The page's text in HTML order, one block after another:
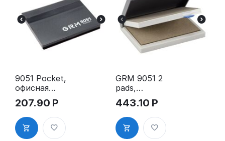
9051 Pocket,
офисная
настольная
штемпельна
я подушка,
65x82 мм,
неокрашенн
207.90 Р
GRM 9051 2
pads,
настольная
штемпельна
я подушка,
50x90 мм
443.10 Р